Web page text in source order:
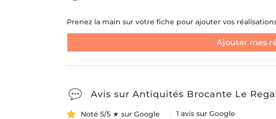
Prenez la main sur votre fiche pour ajouter vos
Ajouter mes
Avis sur Antiquités Brocante Le
Noté 5/5 ★ sur Google 1 avis sur Google